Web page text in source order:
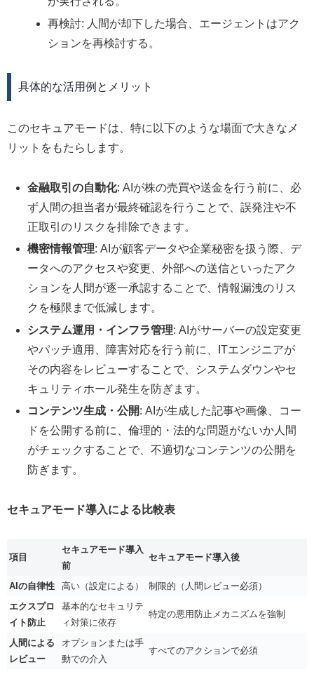
再検討: 人間が却下した場合、エージェントはアク
ションを再検討する。
具体的な活用例とメリット
このセキュアモードは、特に以下のような場面で大きなメ
リットをもたらします。
金融取引の自動化: AIが株の売買や送金を行う前に、必
ず人間の担当者が最終確認を行うことで、誤発注や不
正取引のリスクを排除できます。
機密情報管理: AIが顧客データや企業秘密を扱う際、デ
ータへのアクセスや変更、外部への送信といったアク
ションを人間が逐一承認することで、情報漏洩のリス
クを極限まで低減します。
システム運用・インフラ管理: AIがサーバーの設定変更
やパッチ適用、障害対応を行う前に、ITエンジニアが
その内容をレビューすることで、システムダウンやセ
キュリティホール発生を防ぎます。
コンテンツ生成・公開: AIが生成した記事や画像、コー
ドを公開する前に、倫理的・法的な問題がないか人間
がチェックすることで、不適切なコンテンツの公開を
防ぎます。
セキュアモード導入による比較表
項目
セキュアモード導入
前
セキュアモード導入後
AIの自律性 高い（設定による）
制限的（人間レビュー必須）
エクスプロ
イト防止
基本的なセキュリテ
ィ対策に依存
特定の悪用防止メカニズムを強制
人間による
レビュー
オプションまたは手
動での介入
すべてのアクションで必須